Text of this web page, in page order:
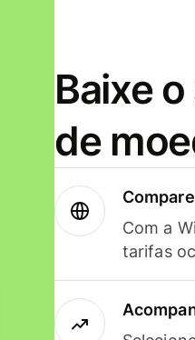
Baixe
de
Com a
tarifas